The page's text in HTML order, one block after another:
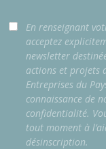
En renseignant
acceptez
newsletter
actions et projets
Entreprises du
connaissance de
confidentialité.
tout moment à
désinscription.